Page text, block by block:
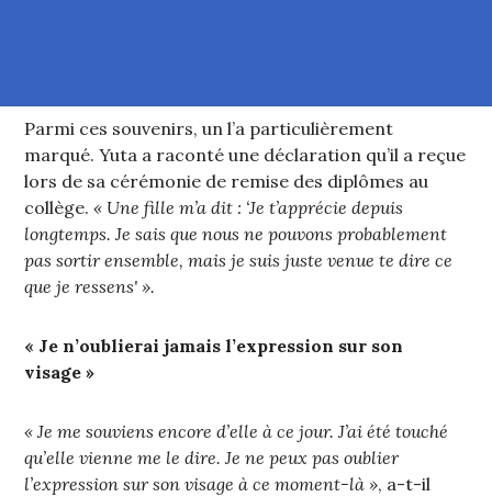
Parmi ces souvenirs, un l’a particulièrement
marqué. Yuta a raconté une déclaration qu’il a reçue
lors de sa cérémonie de remise des diplômes au
collège.« Une fille m’a dit : ‘Je t’apprécie depuis
longtemps. Je sais que nous ne pouvons probablement
pas sortir ensemble, mais je suis juste venue te dire ce
que je ressens' ».
« Je n’oublierai jamais l’expression sur son
visage »
« Je me souviens encore d’elle à ce jour. J’ai été touché
qu’elle vienne me le dire. Je ne peux pas oublier
l’expression sur son visage à ce moment-là », a-t-il